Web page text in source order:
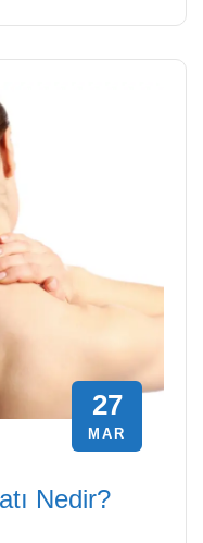
27
MAR
Nedir?